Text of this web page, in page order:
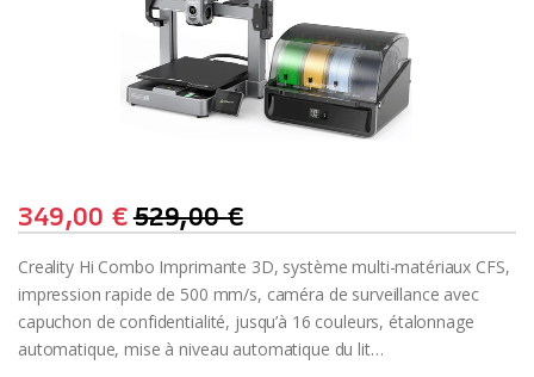
349,00€529,00€
Creality Hi Combo Imprimante 3D, système multi-matériaux CFS,
impression rapide de 500 mm/s, caméra de surveillance avec
capuchon de confidentialité, jusqu’à 16 couleurs, étalonnage
automatique, mise à niveau automatique du lit…